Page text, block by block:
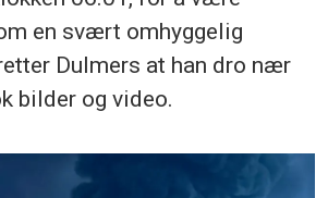
en svært omhyggelig
Dulmers at han dro nær
bilder og video.